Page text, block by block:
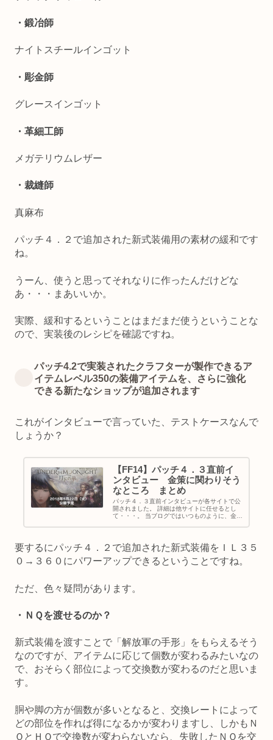
・鍛冶師
ナイトスチールインゴット
・彫金師
グレースインゴット
・革細工師
メガテリウムレザー
・裁縫師
真麻布
パッチ４．２で追加された新式装備用の素材の緩和です
ね。
うーん、使うと思ってそれなりに作ったんだけどな
あ・・・まあいいか。
実際、緩和するということはまだまだ使うということな
ので、実装後のレシピを確認ですね。
パッチ4.2で実装されたクラフターが製作できるア
イテムレベル350の装備アイテムを、さらに強化
できる新たなショップが追加されます
これがインタビューで言っていた、テストケースなんで
しょうか？
【FF14】パッチ４．３直前イ
ンタビュー 金策に関わりそう
なところ まとめ
パッチ４．３直前インタビューが各サイトで公
開されました。 詳細は他サイトに任せるとし
て・・・。 当ブログではいつものように、金策
要するにパッチ４．２で追加された新式装備をＩＬ３５
０→３６０にパワーアップできるということですね。
ただ、色々疑問があります。
・ＮＱを渡せるのか？
新式装備を渡すことで「解放軍の手形」をもらえるそう
なのですが、アイテムに応じて個数が変わるみたいなの
で、おそらく部位によって交換数が変わるのだと思いま
す。
胴や脚の方が個数が多いとなると、交換レートによって
どの部位を作れば得になるかが変わりますし、しかもＮ
ＱとＨＱで交換数が変わらないなら、失敗したＮＱを交